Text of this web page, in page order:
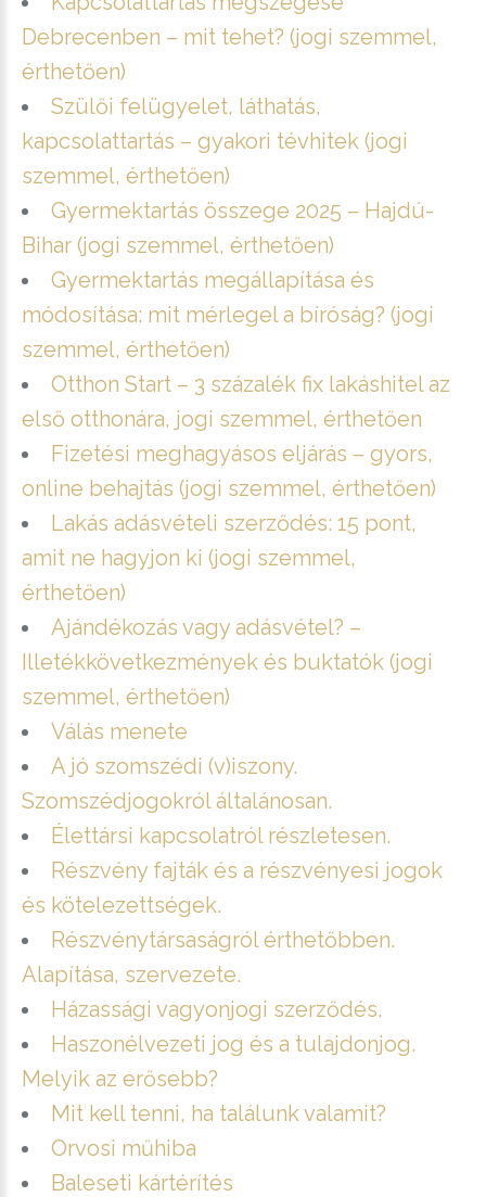
Debrecenben – mit tehet? (jogi szemmel,
érthetően)
Szülői felügyelet, láthatás,
kapcsolattartás – gyakori tévhitek (jogi
szemmel, érthetően)
Gyermektartás összege 2025 – Hajdú-
Bihar (jogi szemmel, érthetően)
Gyermektartás megállapítása és
módosítása: mit mérlegel a bíróság? (jogi
szemmel, érthetően)
Otthon Start – 3 százalék fix lakáshitel az
első otthonára, jogi szemmel, érthetően
Fizetési meghagyásos eljárás – gyors,
online behajtás (jogi szemmel, érthetően)
Lakás adásvételi szerződés: 15 pont,
amit ne hagyjon ki (jogi szemmel,
érthetően)
Ajándékozás vagy adásvétel? –
Illetékkövetkezmények és buktatók (jogi
szemmel, érthetően)
Válás menete
A jó szomszédi (v)iszony.
Szomszédjogokról általánosan.
Élettársi kapcsolatról részletesen.
Részvény fajták és a részvényesi jogok
és kötelezettségek.
Részvénytársaságról érthetőbben.
Alapítása, szervezete.
Házassági vagyonjogi szerződés.
Haszonélvezeti jog és a tulajdonjog.
Melyik az erősebb?
Mit kell tenni, ha találunk valamit?
Orvosi műhiba
Baleseti kártérítés